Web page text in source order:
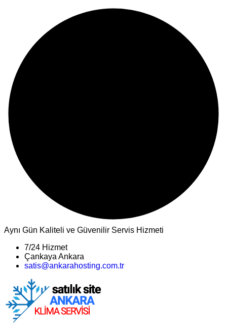
Aynı Gün Kaliteli ve Güvenilir Servis Hizmeti
7/24 Hizmet
Çankaya Ankara
satis@ankarahosting.com.tr